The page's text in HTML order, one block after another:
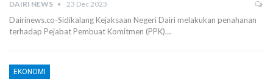
DAIRI NEWS 23 Dec 2023
Dairinews.co-Sidikalang Kejaksaan Negeri Dairi melakukan penahanan
terhadap Pejabat Pembuat Komitmen (PPK)…
EKONOMI